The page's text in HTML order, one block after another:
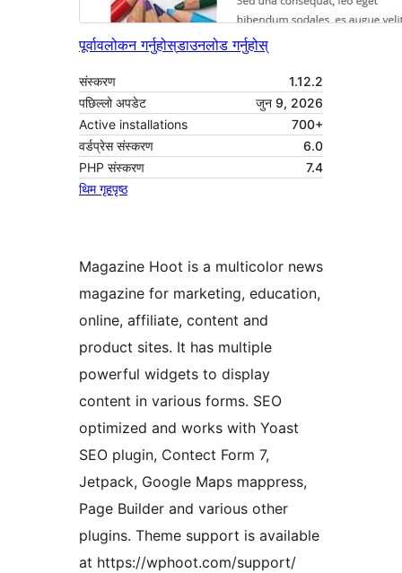
पूर्वावलोकन गर्नुहोस्डाउनलोड गर्नुहोस्
संस्करण
1.12.2
पछिल्लो अपडेट
जुन 9, 2026
Active installations
700+
वर्डप्रेस संस्करण
6.0
PHP संस्करण
7.4
थिम गृहपृष्ठ
Magazine Hoot is a multicolor news
magazine for marketing, education,
online, affiliate, content and
product sites. It has multiple
powerful widgets to display
content in various forms. SEO
optimized and works with Yoast
SEO plugin, Contect Form 7,
Jetpack, Google Maps mappress,
Page Builder and various other
plugins. Theme support is available
at https://wphoot.com/support/